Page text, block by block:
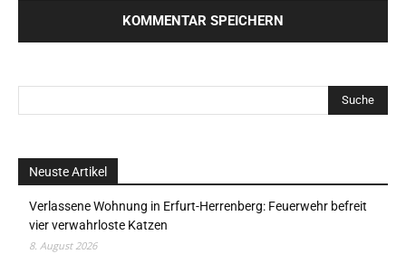
Neuste Artikel
Verlassene Wohnung in Erfurt-Herrenberg: Feuerwehr befreit
vier verwahrloste Katzen
8. August 2026